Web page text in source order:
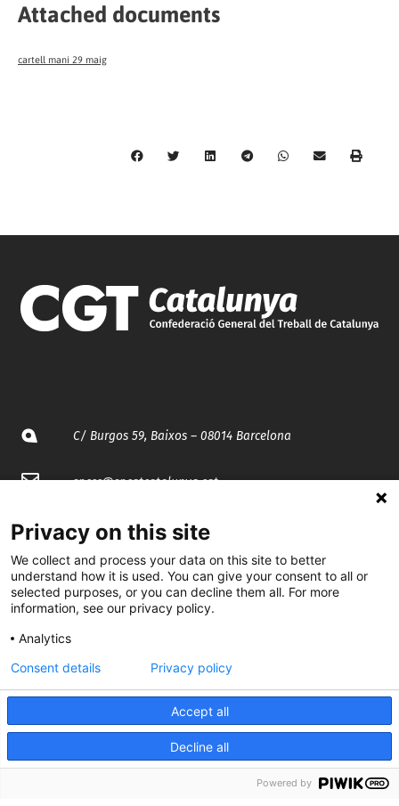
Attached documents
cartell mani 29 maig
C/ Burgos 59, Baixos – 08014 Barcelona
spccc@spcgtcatalunya.cat
935 120 481
@CGTCatalunya
cgtcatalunya
CGTCatalunya
Desenvolupat per
Privacy on this site
We collect and process your data on this site to better
understand how it is used. You can give your consent to all or
selected purposes, or you can decline them all. For more
information, see our privacy policy.
Analytics
Accept all
Decline all
Consent details Privacy policy
Powered by